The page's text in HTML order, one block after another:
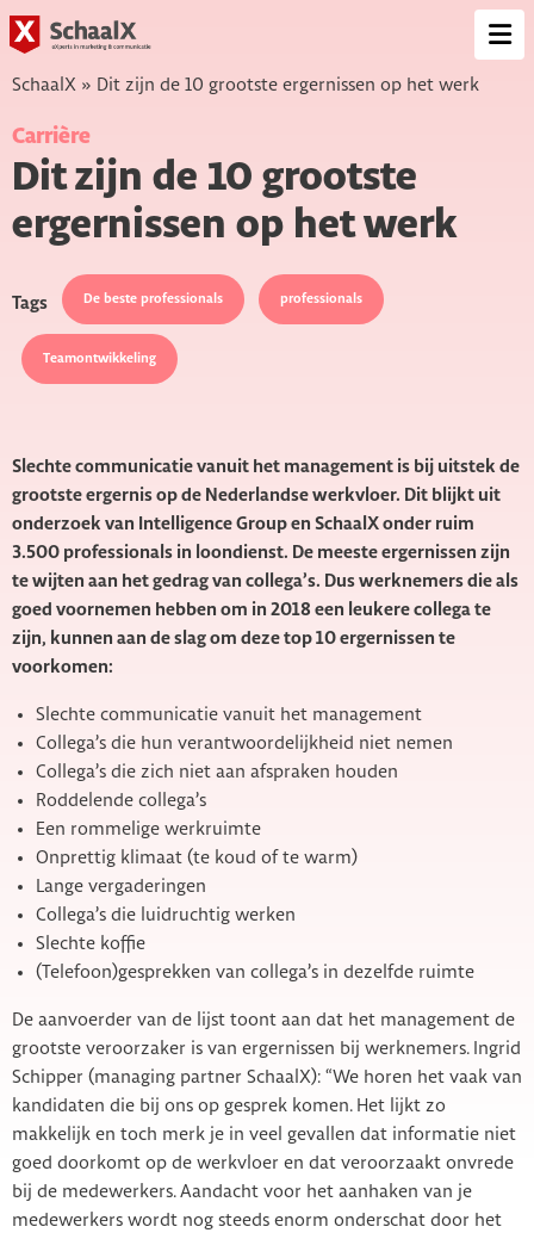
SchaalX » Dit zijn de 10 grootste ergernissen op het werk
Carrière
Dit zijn de 10 grootste
ergernissen op het werk
Tags De beste professionals professionals
Teamontwikkeling
Slechte communicatie vanuit het management is bij uitstek de
grootste ergernis op de Nederlandse werkvloer. Dit blijkt uit
onderzoek van Intelligence Group en SchaalX onder ruim
3.500 professionals in loondienst. De meeste ergernissen zijn
te wijten aan het gedrag van collega’s. Dus werknemers die als
goed voornemen hebben om in 2018 een leukere collega te
zijn, kunnen aan de slag om deze top 10 ergernissen te
voorkomen:
Slechte communicatie vanuit het management
Collega’s die hun verantwoordelijkheid niet nemen
Collega’s die zich niet aan afspraken houden
Roddelende collega’s
Een rommelige werkruimte
Onprettig klimaat (te koud of te warm)
Lange vergaderingen
Collega’s die luidruchtig werken
Slechte koffie
(Telefoon)gesprekken van collega’s in dezelfde ruimte
De aanvoerder van de lijst toont aan dat het management de
grootste veroorzaker is van ergernissen bij werknemers. Ingrid
Schipper (managing partner SchaalX): “We horen het vaak van
kandidaten die bij ons op gesprek komen. Het lijkt zo
makkelijk en toch merk je in veel gevallen dat informatie niet
goed doorkomt op de werkvloer en dat veroorzaakt onvrede
bij de medewerkers. Aandacht voor het aanhaken van je
medewerkers wordt nog steeds enorm onderschat door het